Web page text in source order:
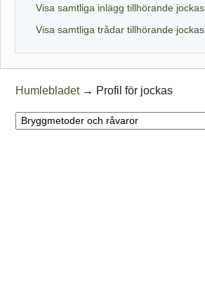
Visa samtliga inlägg tillhörande jockas
Visa samtliga trådar tillhörande jockas
Humlebladet → Profil för jockas